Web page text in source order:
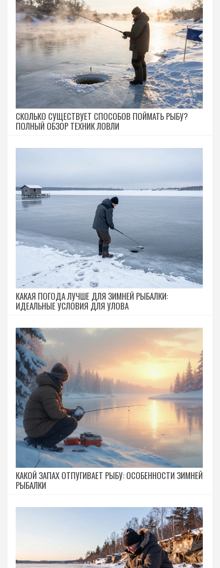
СКОЛЬКО СУЩЕСТВУЕТ СПОСОБОВ ПОЙМАТЬ РЫБУ?
ПОЛНЫЙ ОБЗОР ТЕХНИК ЛОВЛИ
КАКАЯ ПОГОДА ЛУЧШЕ ДЛЯ ЗИМНЕЙ РЫБАЛКИ:
ИДЕАЛЬНЫЕ УСЛОВИЯ ДЛЯ УЛОВА
КАКОЙ ЗАПАХ ОТПУГИВАЕТ РЫБУ: ОСОБЕННОСТИ ЗИМНЕЙ
РЫБАЛКИ